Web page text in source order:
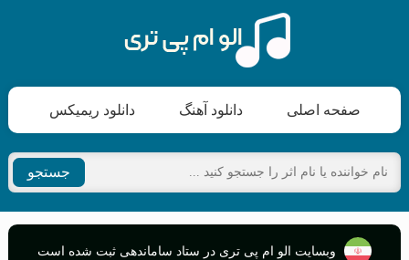
صفحه اصلی دانلود آهنگ دانلود ریمیکس
جستجو
وبسایت الو ام پی تری در ستاد ساماندهی ثبت شده است